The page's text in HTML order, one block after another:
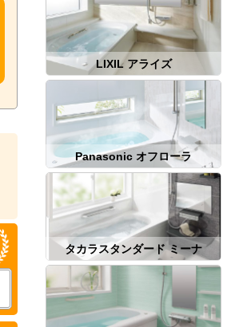
LIXIL アライズ
Panasonic オフローラ
タカラスタンダード ミーナ